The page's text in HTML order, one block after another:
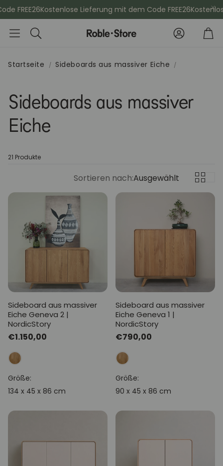
Kostenlose Lieferung mit dem Code FREE26Kostenlose
Suche
Konto
Bücherregale
Sitzbänke
Startseite Sideboards aus massiver Eiche
Sideboards aus massiver
Eiche
21 Produkte
Sortieren nach:Ausgewählt
Sideboard aus massiver
Eiche Geneva 2 |
NordicStory
Normaler
Preis
€1.150,00
Größe:
134 x 45 x 86 cm
Sideboard aus massiver
Eiche Geneva 1 |
NordicStory
Normaler
Preis
€790,00
Größe:
90 x 45 x 86 cm